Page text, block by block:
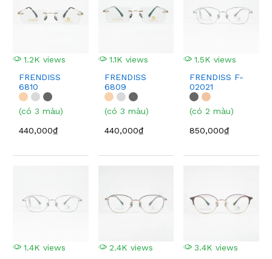
1.2K views
FRENDISS
6810
(có 3 màu)
440,000₫
1.1K views
FRENDISS
6809
(có 3 màu)
440,000₫
1.5K views
FRENDISS F-
02021
(có 2 màu)
850,000₫
1.4K views
2.4K views
3.4K views